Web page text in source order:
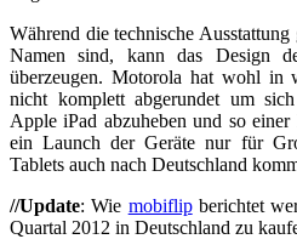
Während die technische
Namen sind, kann das Design
überzeugen. Motorola hat wohl in
nicht komplett abgerundet um
Apple iPad abzuheben und so
ein Launch der Geräte nur für
Tablets auch nach Deutschland
//Update: Wie mobiflipberichtet
Quartal 2012 in Deutschland zu